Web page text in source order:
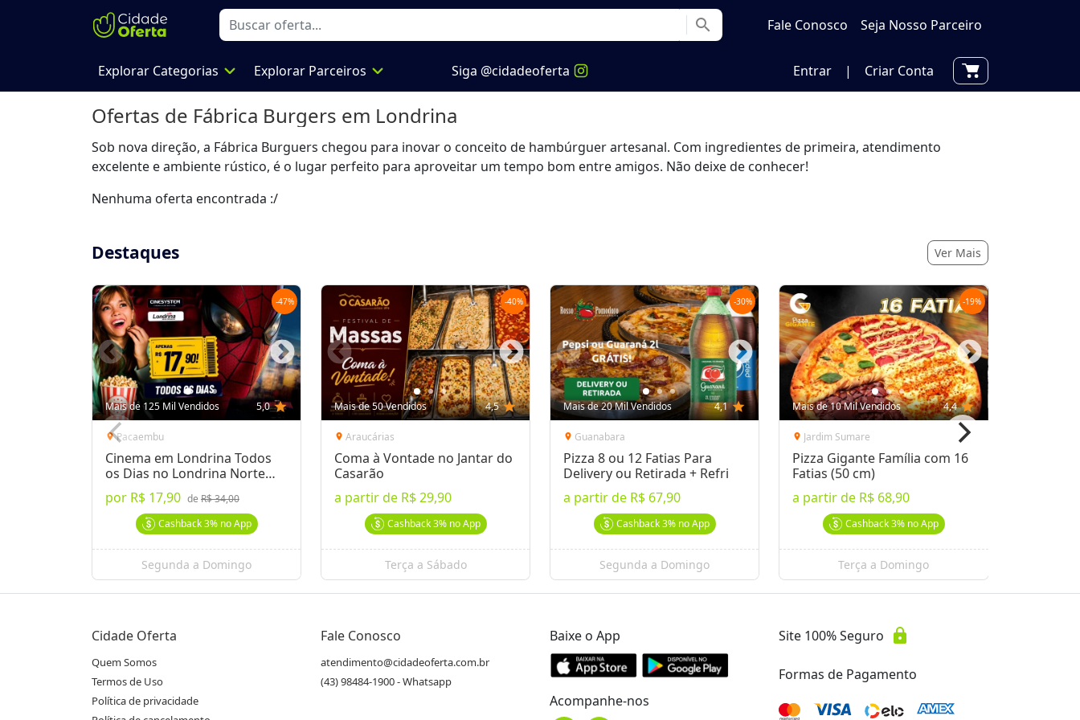
search Fale Conosco Seja Nosso Parceiro
Explorar Categorias expand_more Explorar Parceiros expand_more Siga @cidadeoferta Entrar | Criar Conta
Ofertas de Fábrica Burgers em Londrina
Sob nova direção, a Fábrica Burguers chegou para inovar o conceito de hambúrguer artesanal. Com ingredientes de primeira, atendimento
excelente e ambiente rústico, é o lugar perfeito para aproveitar um tempo bom entre amigos. Não deixe de conhecer!
Nenhuma oferta encontrada :/
Destaques Ver Mais
-47%
Mais de 125 Mil Vendidos 5,0 star
location_onPacaembu
Cinema em Londrina Todos
os Dias no Londrina Norte
Shop.
por R$ 17,90 de R$ 34,00
Cashback3%no App
Segunda a Domingo
-40%
Mais de 50 Vendidos 4,5 star
location_on Araucárias
Coma à Vontade no Jantar do
Casarão
a partir de R$ 29,90
Cashback3%no App
Terça a Sábado
-30%
Mais de 20 Mil Vendidos 4,1 star
location_on Guanabara
Pizza 8 ou 12 Fatias Para
Delivery ou Retirada + Refri
a partir de R$ 67,90
Cashback3%no App
Segunda a Domingo
-19%
Mais de 10 Mil Vendidos 4,4 star
location_on Jardim Sumare
Pizza Gigante Família com 16
Fatias (50 cm)
a partir de R$ 68,90
Cashback3%no App
Terça a Domingo
Cidade Oferta
Quem Somos
Termos de Uso
Política de privacidade
Fale Conosco
atendimento@cidadeoferta.com.br
(43) 98484-1900 - Whatsapp
Baixe o App
Acompanhe-nos
Site 100% Seguro lock
Formas de Pagamento